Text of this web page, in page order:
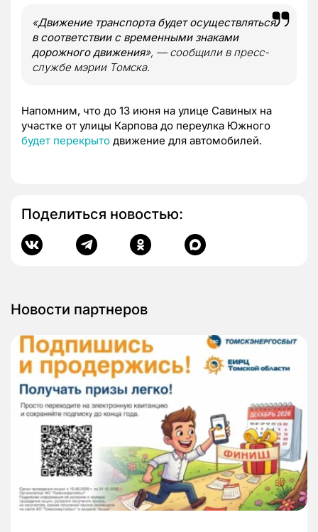
«Движение транспорта будет осуществляться
в соответствии с временными знаками
дорожного движения», — сообщили в пресс-
службе мэрии Томска.
Напомним, что до 13 июня на улице Савиных на
участке от улицы Карпова до переулка Южного
будет перекрыто движение для автомобилей.
Поделиться новостью:
Новости партнеров